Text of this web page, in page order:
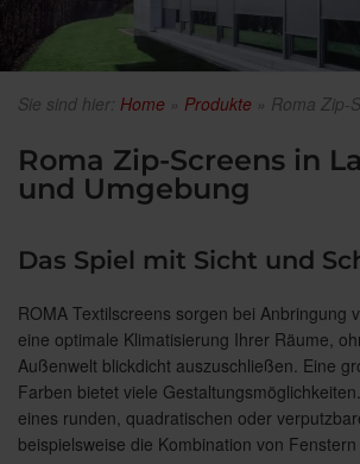
Sie sind hier: Home » Produkte » Roma Zip-
Roma Zip-Screens in
und Umgebung
Das Spiel mit Sicht und
ROMA Textilscreens sorgen bei Anbringung
eine optimale Klimatisierung Ihrer Räume,
Außenwelt blickdicht auszuschließen. Eine
Farben bietet viele
eines runden, quadratischen oder
beispielsweise die Kombination von